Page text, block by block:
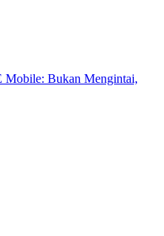
Mobile: Bukan Mengintai,